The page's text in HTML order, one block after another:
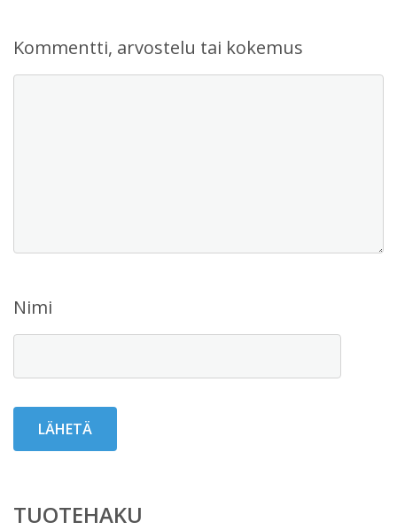
Kommentti, arvostelu tai kokemus
Nimi
TUOTEHAKU